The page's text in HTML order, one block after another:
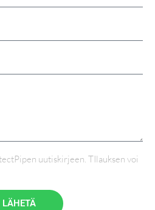
uutiskirjeen. TIlauksen voi
LÄHETÄ